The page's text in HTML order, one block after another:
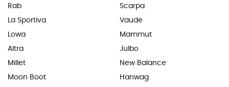
Rab
La Sportiva
Lowa
Altra
Millet
Moon Boot
Scarpa
Vaude
Mammut
Julbo
New Balance
Hanwag